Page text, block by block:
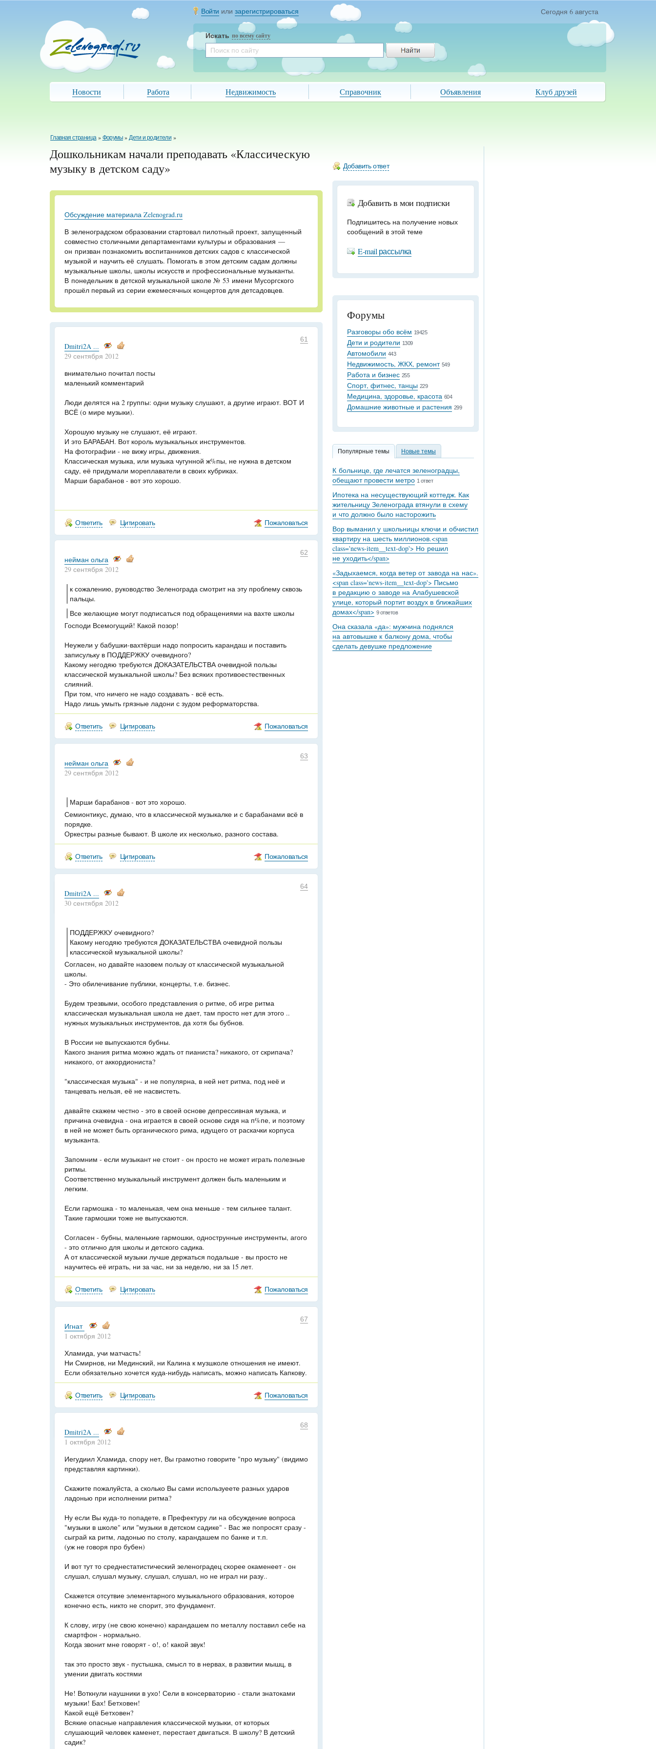
Войти или зарегистрироваться Сегодня 6 августа
Искать по всему сайту
Новости Работа Недвижимость Справочник Объявления Клуб друзей
Главная страница »Форумы» Дети и родители »
Дошкольникам начали преподавать «Классическую
музыку в детском саду»
Обсуждение материала Zelenograd.ru
В зеленоградском образовании стартовал пилотный проект, запущенный
совместно столичными департаментами культуры и образования —
он призван познакомить воспитанников детских садов с классической
музыкой и научить её слушать. Помогать в этом детским садам должны
музыкальные школы, школы искусств и профессиональные музыканты.
В понедельник в детской музыкальной школе № 53 имени Мусоргского
прошёл первый из серии ежемесячных концертов для детсадовцев.
61
Dmitri2A ...
29 сентября 2012
внимательно почитал посты
маленький комментарий
Люди делятся на 2 группы: одни музыку слушают, а другие играют. ВОТ И
ВСЁ (о мире музыки).
Хорошую музыку не слушают, её играют.
И это БАРАБАН. Вот король музыкальных инструментов.
На фотографии - не вижу игры, движения.
Классическая музыка, или музыка чугунной ж%пы, не нужна в детском
саду, её придумали мореплаватели в своих кубриках.
Марши барабанов - вот это хорошо.
Ответить Цитировать Пожаловаться
62
нейман ольга
29 сентября 2012
к сожалению, руководство Зеленограда смотрит на эту проблему сквозь
пальцы.
Все желающие могут подписаться под обращениями на вахте школы
Господи Всемогущий! Какой позор!
Неужели у бабушки-вахтёрши надо попросить карандаш и поставить
записульку в ПОДДЕРЖКУ очевидного?
Какому негодяю требуются ДОКАЗАТЕЛЬСТВА очевидной пользы
классической музыкальной школы? Без всяких противоестественных
слияний.
При том, что ничего не надо создавать - всё есть.
Надо лишь умыть грязные ладони с зудом реформаторства.
Ответить Цитировать Пожаловаться
63
нейман ольга
29 сентября 2012
Марши барабанов - вот это хорошо.
Семионтикус, думаю, что в классической музыкалке и с барабанами всё в
порядке.
Оркестры разные бывают. В школе их несколько, разного состава.
Ответить Цитировать Пожаловаться
64
Dmitri2A ...
30 сентября 2012
ПОДДЕРЖКУ очевидного?
Какому негодяю требуются ДОКАЗАТЕЛЬСТВА очевидной пользы
классической музыкальной школы?
Согласен, но давайте назовем пользу от классической музыкальной
школы.
- Это обилечивание публики, концерты, т.е. бизнес.
Будем трезвыми, особого представления о ритме, об игре ритма
классическая музыкальная школа не дает, там просто нет для этого ..
нужных музыкальных инструментов, да хотя бы бубнов.
В России не выпускаются бубны.
Какого знания ритма можно ждать от пианиста? никакого, от скрипача?
никакого, от аккордиониста?
"классическая музыка" - и не популярна, в ней нет ритма, под неё и
танцевать нельзя, её не насвистеть.
давайте скажем честно - это в своей основе депрессивная музыка, и
причина очевидна - она играется в своей основе сидя на п%пе, и поэтому
в ней не может быть органического рима, идущего от раскачки корпуса
музыканта.
Запомним - если музыкант не стоит - он просто не может играть полезные
ритмы.
Соответственно музыкальный инструмент должен быть маленьким и
легким.
Если гармошка - то маленькая, чем она меньше - тем сильнее талант.
Такие гармошки тоже не выпускаются.
Согласен - бубны, маленькие гармошки, однострунные инструменты, агого
- это отлично для школы и детского садика.
А от классической музыки лучше держаться подальше - вы просто не
научитесь её играть, ни за час, ни за неделю, ни за 15 лет.
Ответить Цитировать Пожаловаться
67
Игнат
1 октября 2012
Хламида, учи матчасть!
Ни Смирнов, ни Мединский, ни Калина к музшколе отношения не имеют.
Если обязательно хочется куда-нибудь написать, можно написать Капкову.
Ответить Цитировать Пожаловаться
68
Dmitri2A ...
1 октября 2012
Иегудиил Хламида, спору нет, Вы грамотно говорите "про музыку" (видимо
представляя картинки).
Скажите пожалуйста, а сколько Вы сами используеете разных ударов
ладонью при исполнении ритма?
Ну если Вы куда-то попадете, в Префектуру ли на обсуждение вопроса
"музыки в школе" или "музыки в детском садике" - Вас же попросят сразу -
сыграй ка ритм, ладонью по столу, карандашем по банке и т.п.
(уж не говоря про бубен)
И вот тут то среднестатистический зеленоградец скорее окаменеет - он
слушал, слушал музыку, слушал, слушал, но не играл ни разу..
Скажется отсутвие элементарного музыкального образования, которое
конечно есть, никто не спорит, это фундамент.
К слову, игру (не свою конечно) карандашем по металлу поставил себе на
смартфон - нормально.
Когда звонит мне говорят - о!, о! какой звук!
так это просто звук - пустышка, смысл то в нервах, в развитии мышц, в
умении двигать костями
Не! Воткнули наушники в ухо! Сели в консерваторию - стали знатоками
музыки! Бах! Бетховен!
Какой ещё Бетховен?
Всякие опасные направления классической музыки, от которых
слушающий человек каменет, перестает двигаться. В школу? В детский
садик?
Добавить ответ
Добавить в мои подписки
Подпишитесь на получение новых
сообщений в этой теме
E-mail рассылка
Форумы
Разговоры обо всём 19425
Дети и родители 1309
Автомобили 443
Недвижимость, ЖКХ, ремонт 549
Работа и бизнес 255
Спорт, фитнес, танцы 229
Медицина, здоровье, красота 604
Домашние животные и растения 299
Популярные темы Новые темы
К больнице, где лечатся зеленоградцы,
обещают провести метро 1 ответ
Ипотека на несуществующий коттедж. Как
жительницу Зеленограда втянули в схему
и что должно было насторожить
Вор выманил у школьницы ключи и обчистил
квартиру на шесть миллионов.<span
class='news-item__text-dop'> Но решил
не уходить</span>
«Задыхаемся, когда ветер от завода на нас».
<span class='news-item__text-dop'> Письмо
в редакцию о заводе на Алабушевской
улице, который портит воздух в ближайших
домах</span> 9 ответов
Она сказала «да»: мужчина поднялся
на автовышке к балкону дома, чтобы
сделать девушке предложение